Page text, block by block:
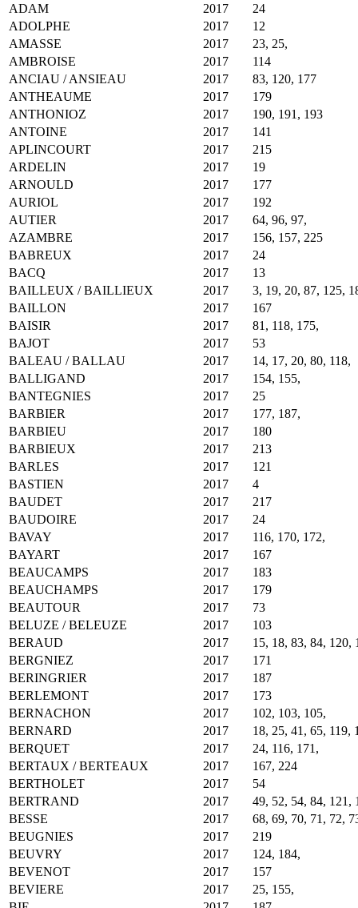
ADAM
2017
24
ADOLPHE
2017
12
AMASSE
2017
23, 25,
AMBROISE
2017
114
ANCIAU / ANSIEAU
2017
83, 120, 177
ANTHEAUME
2017
179
ANTHONIOZ
2017
190, 191, 193
ANTOINE
2017
141
APLINCOURT
2017
215
ARDELIN
2017
19
ARNOULD
2017
177
AURIOL
2017
192
AUTIER
2017
64, 96, 97,
AZAMBRE
2017
156, 157, 225
BABREUX
2017
24
BACQ
2017
13
BAILLEUX / BAILLIEUX
2017
3, 19, 20, 87, 125,
BAILLON
2017
167
BAISIR
2017
81, 118, 175,
BAJOT
2017
53
BALEAU / BALLAU
2017
14, 17, 20, 80, 118,
BALLIGAND
2017
154, 155,
BANTEGNIES
2017
25
BARBIER
2017
177, 187,
BARBIEU
2017
180
BARBIEUX
2017
213
BARLES
2017
121
BASTIEN
2017
4
BAUDET
2017
217
BAUDOIRE
2017
24
BAVAY
2017
116, 170, 172,
BAYART
2017
167
BEAUCAMPS
2017
183
BEAUCHAMPS
2017
179
BEAUTOUR
2017
73
BELUZE / BELEUZE
2017
103
BERAUD
2017
15, 18, 83, 84, 120,
BERGNIEZ
2017
171
BERINGRIER
2017
187
BERLEMONT
2017
173
BERNACHON
2017
102, 103, 105,
BERNARD
2017
18, 25, 41, 65, 119,
BERQUET
2017
24, 116, 171,
BERTAUX / BERTEAUX
2017
167, 224
BERTHOLET
2017
54
BERTRAND
2017
49, 52, 54, 84, 121,
BESSE
2017
68, 69, 70, 71, 72,
BEUGNIES
2017
219
BEUVRY
2017
124, 184,
BEVENOT
2017
157
BEVIERE
2017
25, 155,